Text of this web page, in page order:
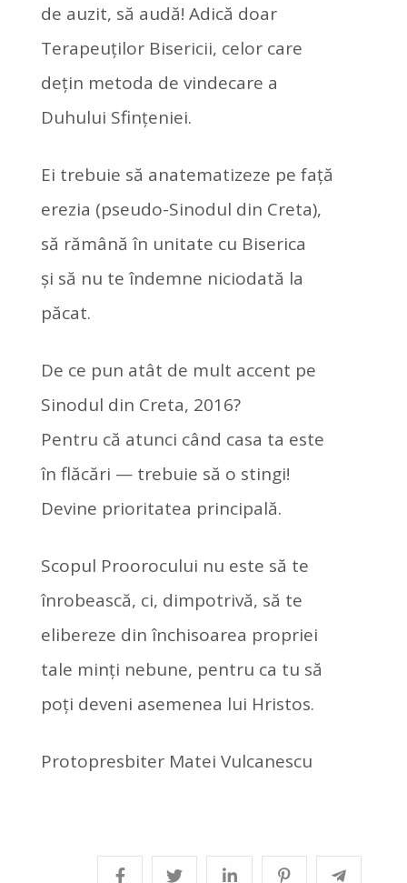
de auzit, să audă! Adică doar
Terapeuților Bisericii, celor care
dețin metoda de vindecare a
Duhului Sfințeniei.
Ei trebuie să anatematizeze pe față
erezia (pseudo-Sinodul din Creta),
să rămână în unitate cu Biserica
și să nu te îndemne niciodată la
păcat.
De ce pun atât de mult accent pe
Sinodul din Creta, 2016?
Pentru că atunci când casa ta este
în flăcări — trebuie să o stingi!
Devine prioritatea principală.
Scopul Proorocului nu este să te
înrobească, ci, dimpotrivă, să te
elibereze din închisoarea propriei
tale minți nebune, pentru ca tu să
poți deveni asemenea lui Hristos.
Protopresbiter Matei Vulcanescu